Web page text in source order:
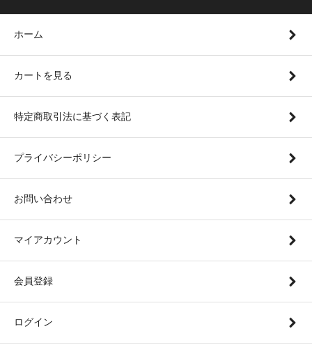
ホーム
カートを見る
特定商取引法に基づく表記
プライバシーポリシー
お問い合わせ
マイアカウント
会員登録
ログイン